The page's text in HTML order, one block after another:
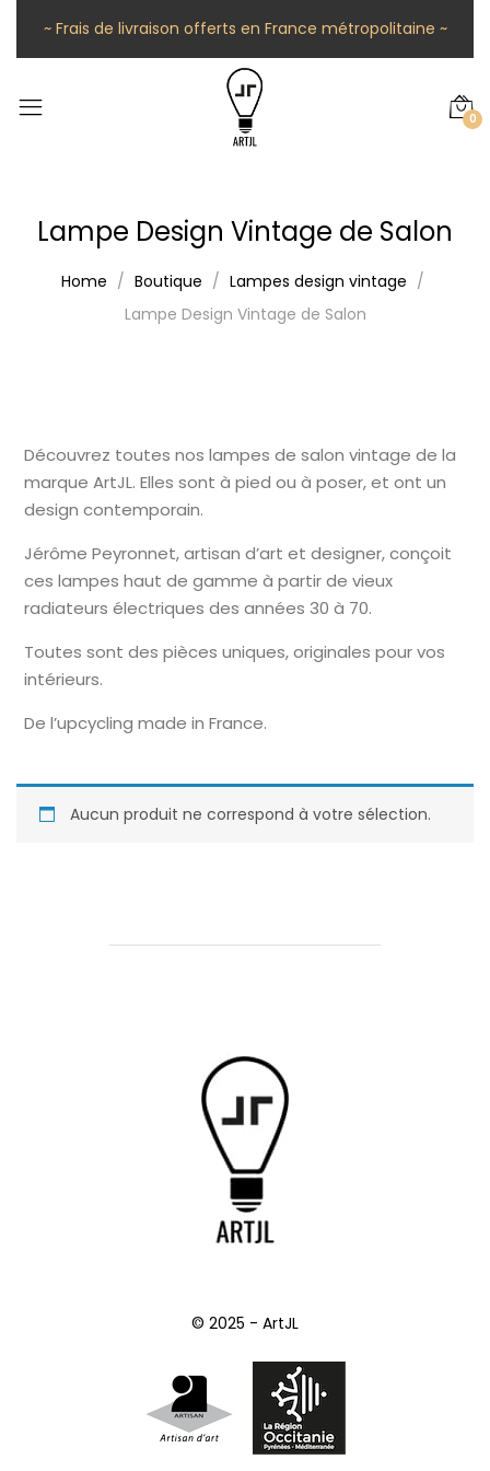
~ Frais de livraison offerts en France métropolitaine ~
0
Lampe Design Vintage de Salon
Home Boutique
Lampes design vintage
Lampe Design Vintage de Salon
Découvrez toutes nos lampes de salon vintage de la
marque ArtJL. Elles sont à pied ou à poser, et ont un
design contemporain.
Jérôme Peyronnet, artisan d’art et designer, conçoit
ces lampes haut de gamme à partir de vieux
radiateurs électriques des années 30 à 70.
Toutes sont des pièces uniques, originales pour vos
intérieurs.
De l’upcycling made in France.
Aucun produit ne correspond à votre sélection.
© 2025 - ArtJL